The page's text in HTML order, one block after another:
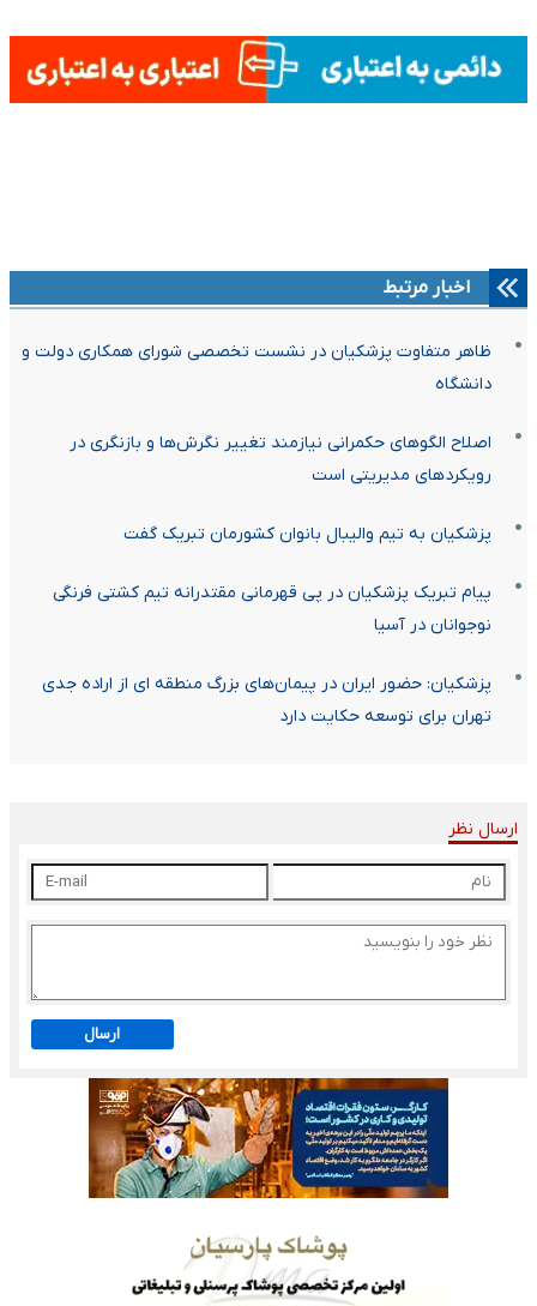
اخبار مرتبط
ظاهر متفاوت پزشکیان در نشست تخصصی شورای همکاری دولت و
دانشگاه
اصلاح الگوهای حکمرانی نیازمند تغییر نگرش‌ها و بازنگری در
رویکردهای مدیریتی است
پزشکیان به تیم والیبال بانوان کشورمان تبریک گفت
پیام تبریک پزشکیان در پی قهرمانی مقتدرانه تیم کشتی فرنگی
نوجوانان در آسیا
پزشکیان: حضور ایران در پیمان‌های بزرگ منطقه ای از اراده جدی
تهران برای توسعه حکایت دارد
ارسال نظر
ارسال